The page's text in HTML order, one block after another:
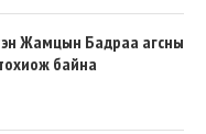
Жамцын Бадраа агсны
байна